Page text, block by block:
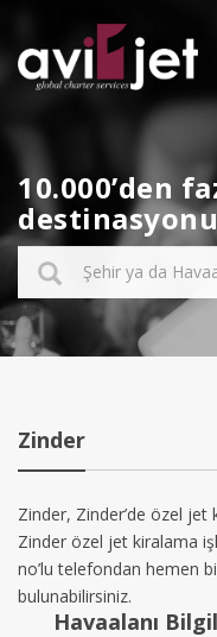
10.000’den
Zinder
Zinder, Zinder’de özel jet
Zinder özel jet kiralama
no’lu telefondan hemen
bulunabilirsiniz.
Havaalanı